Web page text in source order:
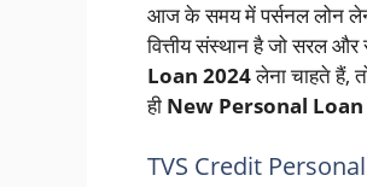
आज के समय में पर्सनल लोन
वित्तीय संस्थान है जो सरल
Loan 2024लेना चाहते हैं,
ही New Personal
TVS Credit